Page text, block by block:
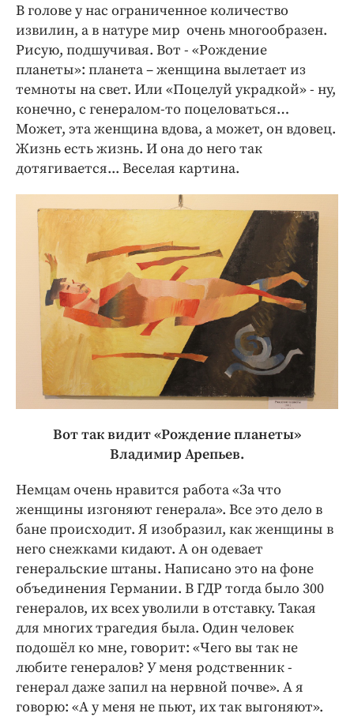
В голове у нас ограниченное количество
извилин, а в натуре мир очень многообразен.
Рисую, подшучивая. Вот - «Рождение
планеты»: планета – женщина вылетает из
темноты на свет. Или «Поцелуй украдкой» - ну,
конечно, с генералом-то поцеловаться…
Может, эта женщина вдова, а может, он вдовец.
Жизнь есть жизнь. И она до него так
дотягивается... Веселая картина.
Вот так видит «Рождение планеты»
Владимир Арепьев.
Немцам очень нравится работа «За что
женщины изгоняют генерала». Все это дело в
бане происходит. Я изобразил, как женщины в
него снежками кидают. А он одевает
генеральские штаны. Написано это на фоне
объединения Германии. В ГДР тогда было 300
генералов, их всех уволили в отставку. Такая
для многих трагедия была. Один человек
подошёл ко мне, говорит: «Чего вы так не
любите генералов? У меня родственник -
генерал даже запил на нервной почве». А я
говорю: «А у меня не пьют, их так выгоняют».